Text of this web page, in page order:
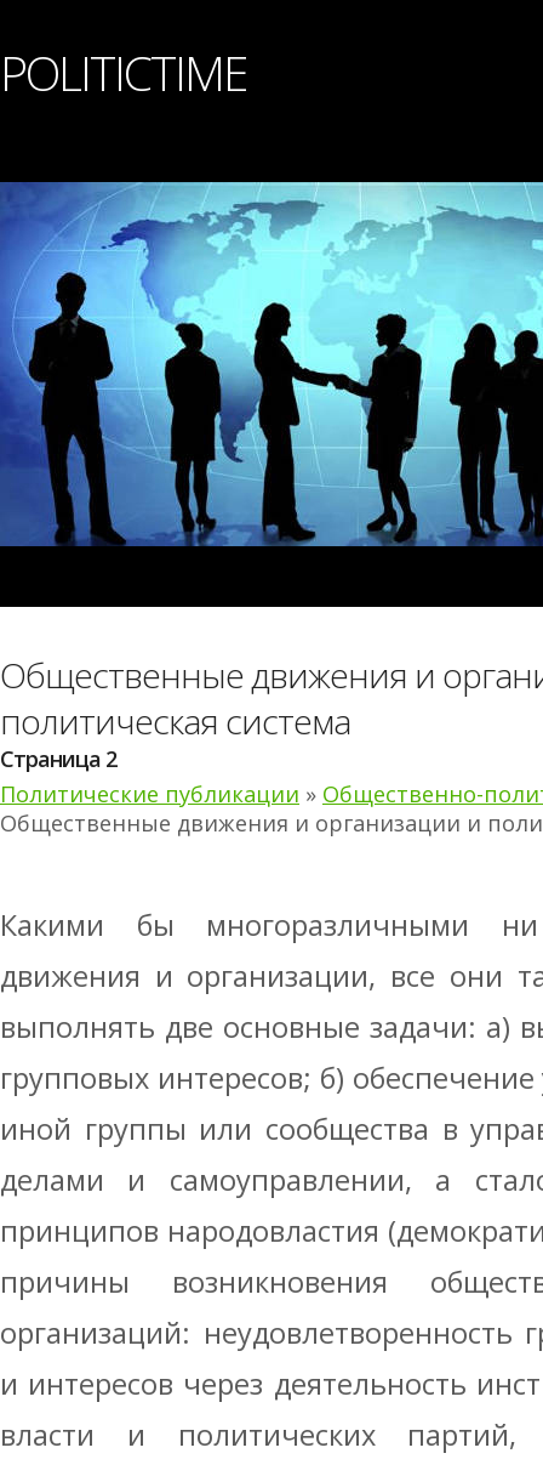
POLITICTIME
Общественные движения и
политическая система
Страница 2
Политические публикации » Общественно-
Общественные движения и организации и
Какими бы многоразличными
движения и организации, все они
выполнять две основные задачи: а)
групповых интересов; б)
иной группы или сообщества в
делами и самоуправлении, а
принципов народовластия
причины возникновения
организаций: неудовлетворенность
и интересов через деятельность
власти и политических